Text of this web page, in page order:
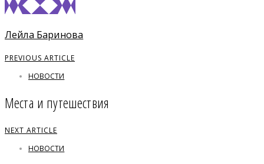
Лейла Баринова
PREVIOUS ARTICLE
НОВОСТИ
Места и путешествия
NEXT ARTICLE
НОВОСТИ